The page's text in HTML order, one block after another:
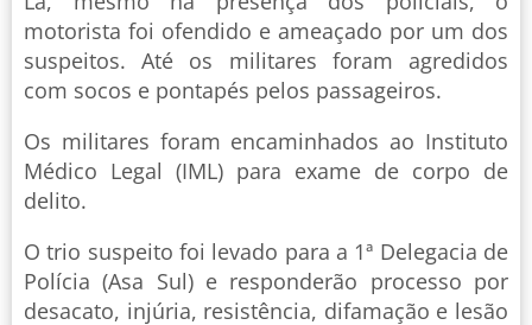
motorista foi ofendido e ameaçado por um dos
suspeitos. Até os militares foram agredidos
com socos e pontapés pelos passageiros.
Os militares foram encaminhados ao Instituto
Médico Legal (IML) para exame de corpo de
delito.
O trio suspeito foi levado para a 1ª Delegacia de
Polícia (Asa Sul) e responderão processo por
desacato, injúria, resistência, difamação e lesão